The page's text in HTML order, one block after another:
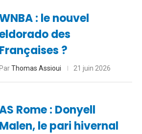
: le nouvel
des
Françaises ?
ParThomas Assioui 21 juin 2026
Rome : Donyell
Malen, le pari hivernal